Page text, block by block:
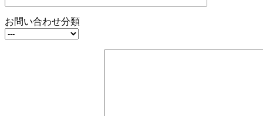
お問い合わせ分類